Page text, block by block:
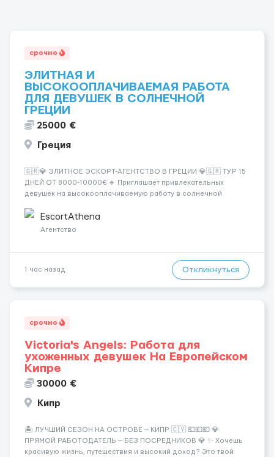
срочно
ЭЛИТНАЯ И
ВЫСОКООПЛАЧИВАЕМАЯ РАБОТА
ДЛЯ ДЕВУШЕК В СОЛНЕЧНОЙ
ГРЕЦИИ
25000 €
Греция
🇬🇷💎 ЭЛИТНОЕ ЭСКОРТ-АГЕНТСТВО В ГРЕЦИИ 💎🇬🇷 ТУР 15
ДНЕЙ ОТ 8000-10000€ 🔹 Приглашает привлекательных
девушек на высокооплачиваемую работу в солнечной
хорошие деньги 💶 — это предложение для тебя! 🔹
Требования: ✔️ Возраст от ...
EscortAthena
Агентство
1 час назад Откликнуться
срочно
Victoria's Angels: Работа для
ухоженных девушек На Европейском
Кипре
30000 €
Кипр
🏝️ ЛУЧШИЙ СЕЗОН НА ОСТРОВЕ — КИПР 🇨🇾 💶💶💶 💎
ПРЯМОЙ РАБОТОДАТЕЛЬ — БЕЗ ПОСРЕДНИКОВ 💎 ✨ Хочешь
красивую жизнь, путешествия и высокий доход? Это твой